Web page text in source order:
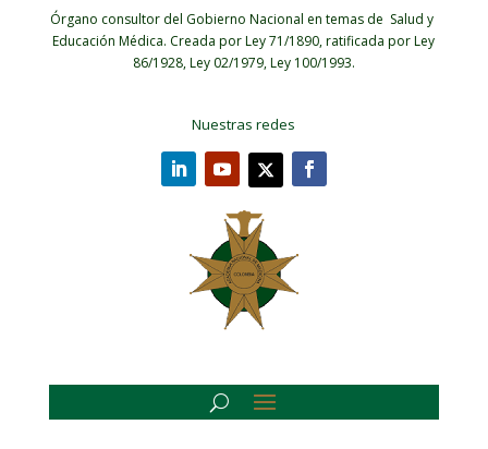
Órgano consultor del Gobierno Nacional en temas de Salud y
Educación Médica. Creada por Ley 71/1890, ratificada por Ley
86/1928, Ley 02/1979, Ley 100/1993.
Nuestras redes